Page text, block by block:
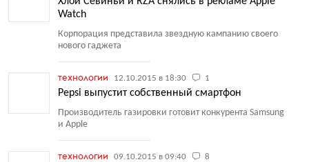
Watch
Корпорация представила звездную кампанию своего
нового гаджета
технологии 12.10.2015 в 18:30 1
Pepsi выпустит собственный смартфон
Производитель газировки готовит конкурента Samsung
и Apple
технологии 09.10.2015 в 09:40 8